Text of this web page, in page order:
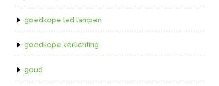
goedkope led lampen
goedkope verlichting
goud